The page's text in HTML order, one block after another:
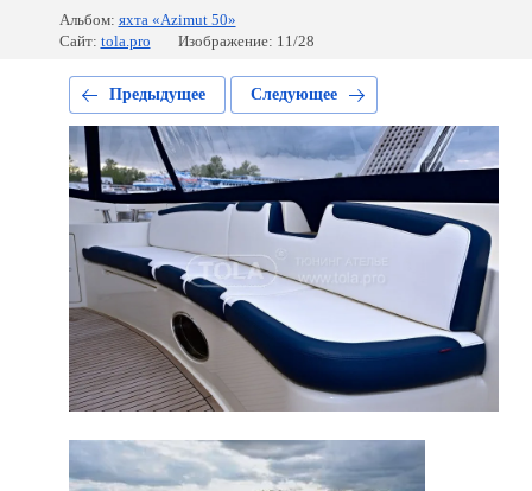
Альбом: яхта «Azimut 50»
Сайт: tola.pro Изображение: 11/28
Предыдущее Следующее